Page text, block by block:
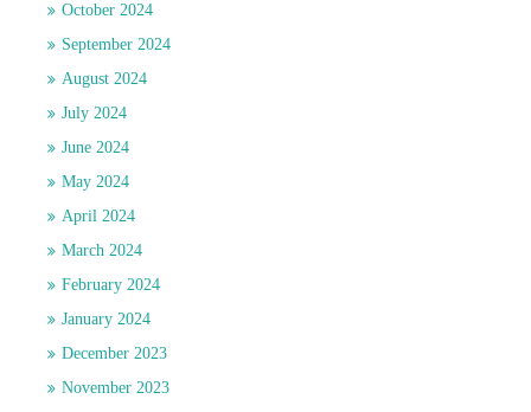
October 2024
September 2024
August 2024
July 2024
June 2024
May 2024
April 2024
March 2024
February 2024
January 2024
December 2023
November 2023